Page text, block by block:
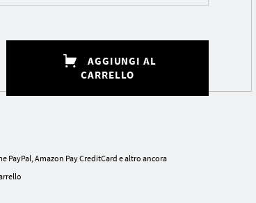
CARRELLO
PayPal, Amazon Pay CreditCard e altro ancora